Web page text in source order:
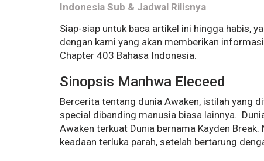
Indonesia Sub & Jadwal Rilisnya
Siap-siap untuk baca artikel ini hingga habis,
dengan kami yang akan memberikan
Chapter 403 Bahasa Indonesia.
Sinopsis Manhwa Eleceed
Bercerita tentang dunia Awaken, istilah yang
special dibanding manusia biasa lainnya.
Awaken terkuat Dunia bernama Kayden
keadaan terluka parah, setelah bertarung